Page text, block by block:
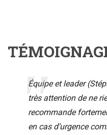
Équipe et leader
très attention de ne
recommande
en cas d’urgence